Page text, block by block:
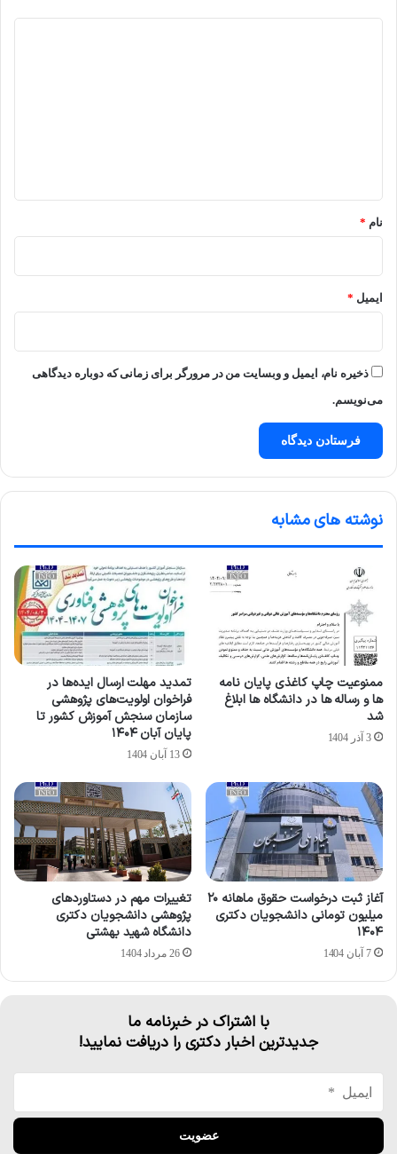
نام *
ایمیل *
ذخیره نام، ایمیل و وبسایت من در مرورگر برای زمانی که دوباره دیدگاهی
می‌نویسم.
نوشته های مشابه
ممنوعیت چاپ کاغذی پایان نامه
ها و رساله ها در دانشگاه ها ابلاغ
شد
3 آذر 1404
تمدید مهلت ارسال ایده‌ها در
فراخوان اولویت‌های پژوهشی
سازمان سنجش آموزش کشور تا
پایان آبان ۱۴۰۴
13 آبان 1404
آغاز ثبت درخواست حقوق ماهانه ۲۰
میلیون تومانی دانشجویان دکتری
۱۴۰۴
7 آبان 1404
تغییرات مهم در دستاوردهای
پژوهشی دانشجویان دکتری
دانشگاه شهید بهشتی
26 مرداد 1404
با اشتراک در خبرنامه ما
جدیدترین اخبار دکتری را دریافت نمایید!